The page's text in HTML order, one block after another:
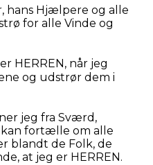
hans Hjælpere og alle
for alle Vinde og
HERREN, når jeg
og udstrør dem i
jeg fra Sværd,
kan fortælle om alle
blandt de Folk, de
at jeg er HERREN.